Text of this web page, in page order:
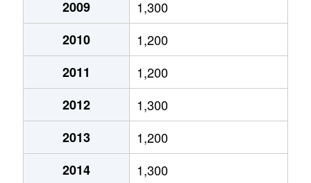
泉野出町
2,300万円
泉野出町
3,200万円
泉野出町
7,200万円
泉野町
2,900万円
泉野町
1,300万円
泉本町
2,500万円
2009
1,300
2010
1,200
2011
1,200
2012
1,300
2013
1,200
2014
1,300